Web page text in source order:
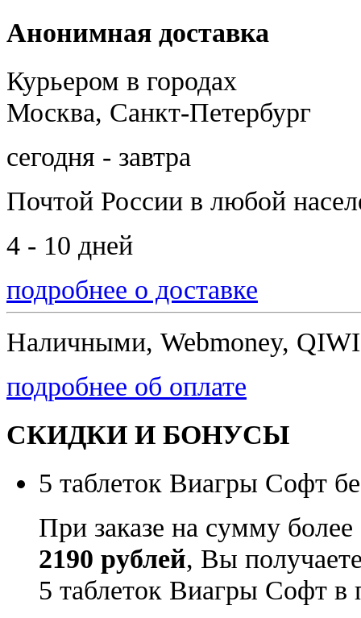
Анонимная доставка
Курьером в городах
Москва, Санкт-Петербург
сегодня - завтра
Почтой России в любой
4 - 10 дней
подробнее о доставке
Наличными, Webmoney,
подробнее об оплате
СКИДКИ И БОНУСЫ
5 таблеток Виагры Софт
При заказе на сумму более
2190 рублей, Вы
5 таблеток Виагры Софт в